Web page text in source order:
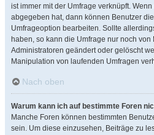
ist immer mit der Umfrage verknüpft.
abgegeben hat, dann können Benutzer
Umfrageoption bearbeiten. Sollte
haben, so kann die Umfrage nur noch
Administratoren geändert oder gelöscht
Manipulation von laufenden Umfragen
Nach oben
Warum kann ich auf bestimmte Foren
Manche Foren können bestimmten
sein. Um diese einzusehen, Beiträge zu